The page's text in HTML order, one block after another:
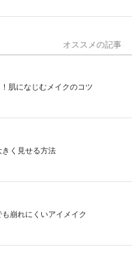
オススメの記事
肌になじむメイクのコツ
く見せる方法
崩れにくいアイメイク